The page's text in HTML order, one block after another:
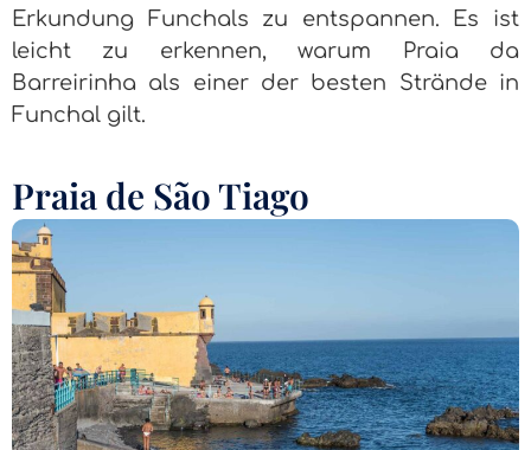
Erkundung Funchals zu entspannen. Es ist
leicht zu erkennen, warum Praia da
Barreirinha als einer der besten Strände in
Funchal gilt.
Praia de São Tiago